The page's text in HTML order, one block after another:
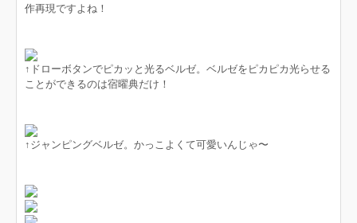
作再現ですよね！
↑ドローボタンでピカッと光るベルゼ。ベルゼをピカピカ光らせる
ことができるのは宿曜典だけ！
↑ジャンピングベルゼ。かっこよくて可愛いんじゃ〜